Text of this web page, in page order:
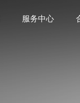
服务中心